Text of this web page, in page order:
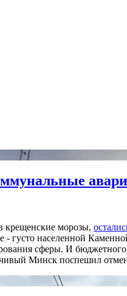
крещенские морозы,
- густо населенной
сферы. И
Минск поспешил